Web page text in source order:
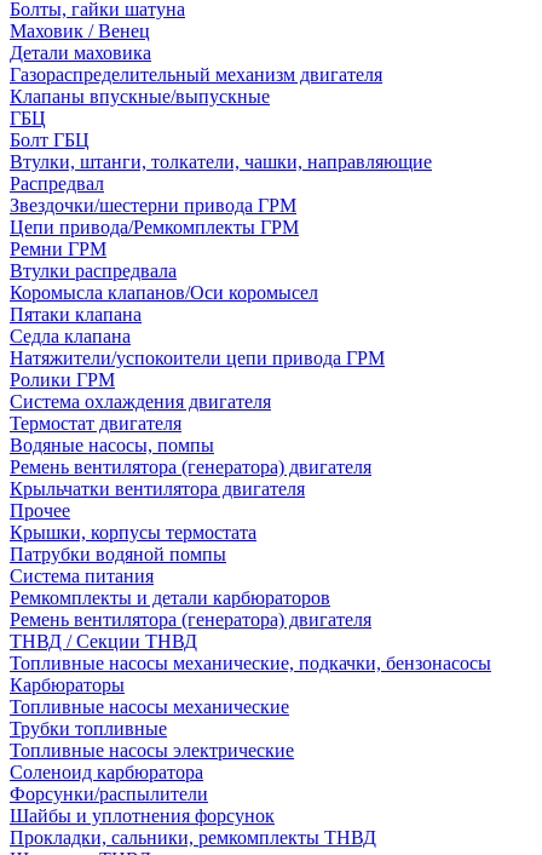
Болты, гайки шатуна
Маховик / Венец
Детали маховика
Газораспределительный механизм двигателя
Клапаны впускные/выпускные
ГБЦ
Болт ГБЦ
Втулки, штанги, толкатели, чашки, направляющие
Распредвал
Звездочки/шестерни привода ГРМ
Цепи привода/Ремкомплекты ГРМ
Ремни ГРМ
Втулки распредвала
Коромысла клапанов/Оси коромысел
Пятаки клапана
Седла клапана
Натяжители/успокоители цепи привода ГРМ
Ролики ГРМ
Система охлаждения двигателя
Термостат двигателя
Водяные насосы, помпы
Ремень вентилятора (генератора) двигателя
Крыльчатки вентилятора двигателя
Прочее
Крышки, корпусы термостата
Патрубки водяной помпы
Система питания
Ремкомплекты и детали карбюраторов
Ремень вентилятора (генератора) двигателя
ТНВД / Секции ТНВД
Топливные насосы механические, подкачки, бензонасосы
Карбюраторы
Топливные насосы механические
Трубки топливные
Топливные насосы электрические
Соленоид карбюратора
Форсунки/распылители
Шайбы и уплотнения форсунок
Прокладки, сальники, ремкомплекты ТНВД